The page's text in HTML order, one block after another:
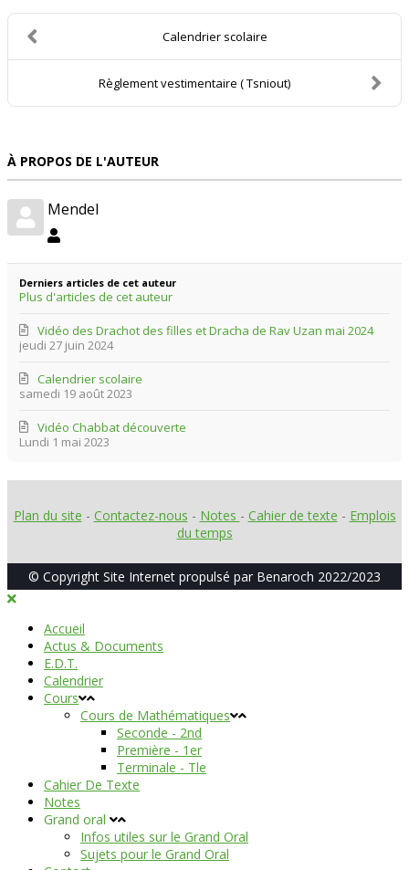
Calendrier scolaire
Règlement vestimentaire ( Tsniout)
À PROPOS DE L'AUTEUR
Mendel
Mendel
Derniers articles de cet auteur
Plus d'articles de cet auteur
jeudi 27 juin 2024
Vidéo des Drachot des filles et Dracha de Rav Uzan mai 2024
samedi 19 août 2023
Calendrier scolaire
Lundi 1 mai 2023
Vidéo Chabbat découverte
Plan du site - Contactez-nous - Notes - Cahier de texte - Emplois
du temps
© Copyright Site Internet propulsé par Benaroch 2022/2023
Accueil
Actus & Documents
E.D.T.
Calendrier
Cours
Cours de Mathématiques
Seconde - 2nd
Première - 1er
Terminale - Tle
Cahier De Texte
Notes
Grand oral
Infos utiles sur le Grand Oral
Sujets pour le Grand Oral